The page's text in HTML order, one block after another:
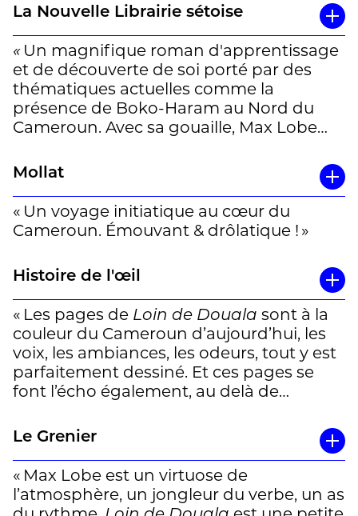
La Nouvelle Librairie sétoise
« Un magnifique roman d'apprentissage
et de découverte de soi porté par des
thématiques actuelles comme la
présence de Boko-Haram au Nord du
Cameroun. Avec sa gouaille, Max Lobe
démunie vers le continent européen. »
Mollat
« Un voyage initiatique au cœur du
Cameroun. Émouvant & drôlatique ! »
Histoire de l'œil
« Les pages de Loin de Douala sont à la
couleur du Cameroun d’aujourd’hui, les
voix, les ambiances, les odeurs, tout y est
parfaitement dessiné. Et ces pages se
font l’écho également, au delà de
contemporains très fort en n’éludant rien
terribles actions de Boko Haram dans le
nord du pays et des menaces que cela
représente pour ceux qui se lancent dans
Le Grenier
« Max Lobe est un virtuose de
l’atmosphère, un jongleur du verbe, un as